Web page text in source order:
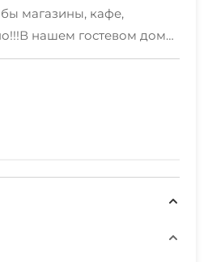
магазины, кафе,
нашем гостевом доме
Всегда Вам рады!!!